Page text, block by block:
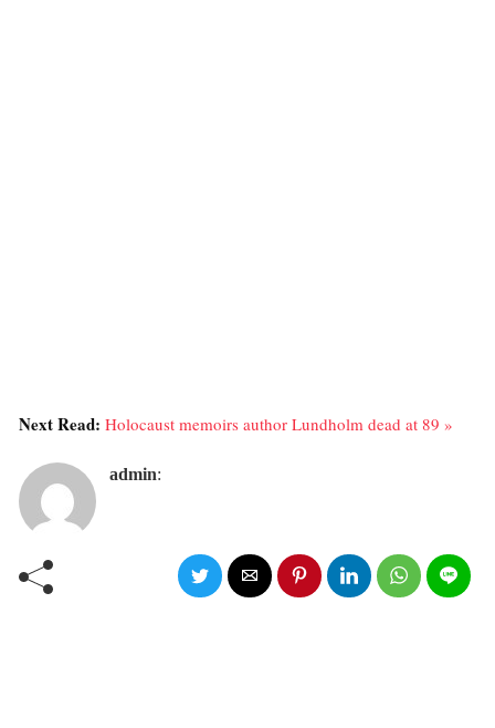
Next Read: Holocaust memoirs author Lundholm dead at 89 »
admin: